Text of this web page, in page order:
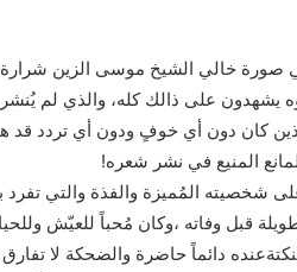
صورة خالي الشيخ موسى الزين
يشهدون على ذالك كله، والذي لم يُنشر
كان دون أي خوفٍ ودون أي تردد
المنيع في نشر شعره!
شخصيته المُميزة والفذة والتي تفرد
قبل وفاته ،وكان مُحباً للعيّش
دائماً حاضرة والضحكة لا